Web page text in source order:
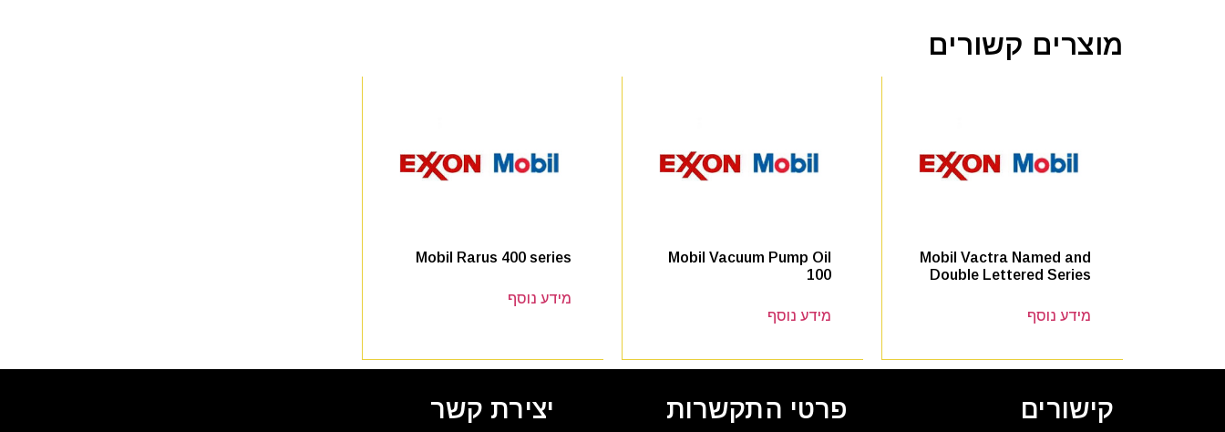
מוצרים קשורים
Mobil Vactra Named and
Double Lettered Series
מידע נוסף
Mobil Vacuum Pump Oil
100
מידע נוסף
Mobil Rarus 400 series
מידע נוסף
קישורים פרטי התקשרות יצירת קשר